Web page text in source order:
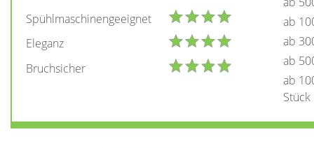
Spühlmaschinengeeignet
Eleganz
Bruchsicher
ab
ab
ab
ab
Stück